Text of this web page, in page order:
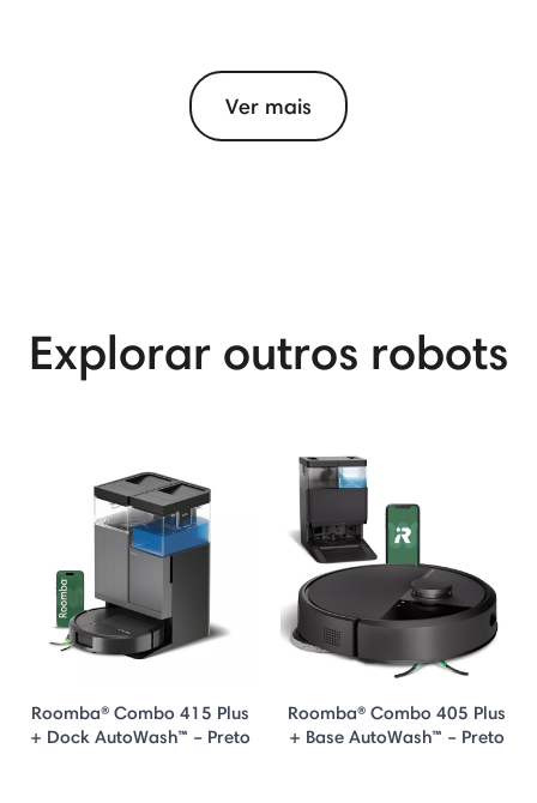
Ver mais
Explorar outros robots
Roomba® Combo 415 Plus
+ Dock AutoWash™ – Preto
Roomba® Combo 405 Plus
+ Base AutoWash™ – Preto